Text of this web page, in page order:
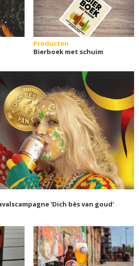
Producten
Bierboek met schuim
'Dich bès van goud'